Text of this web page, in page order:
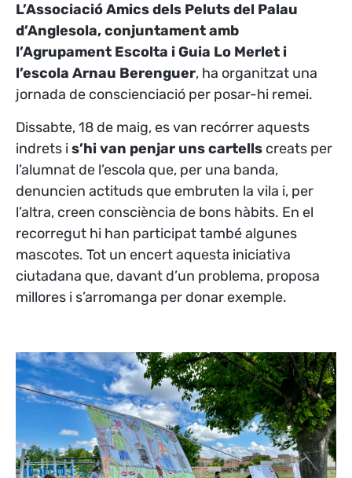
L’Associació Amics dels Peluts del Palau
d’Anglesola, conjuntament amb
l’Agrupament Escolta i Guia Lo Merlet i
l’escola Arnau Berenguer, ha organitzat una
jornada de conscienciació per posar-hi remei.
Dissabte, 18 de maig, es van recórrer aquests
indrets i s’hi van penjar uns cartells creats per
l’alumnat de l’escola que, per una banda,
denuncien actituds que embruten la vila i, per
l’altra, creen consciència de bons hàbits. En el
recorregut hi han participat també algunes
mascotes. Tot un encert aquesta iniciativa
ciutadana que, davant d’un problema, proposa
millores i s’arromanga per donar exemple.